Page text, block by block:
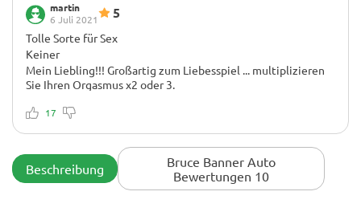
martin
6 Juli 2021
5
Tolle Sorte für Sex
Keiner
Mein Liebling!!! Großartig zum Liebesspiel ... multiplizieren
Sie Ihren Orgasmus x2 oder 3.
17
Beschreibung
Bruce Banner Auto
Bewertungen 10